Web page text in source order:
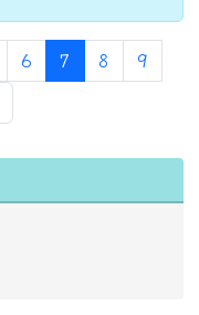
6 7 (目前頁次)
8 9